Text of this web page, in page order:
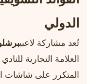
الدولي
تُعد مشاركة لاعبي
العلامة التجارية
المتكرر على شاشات